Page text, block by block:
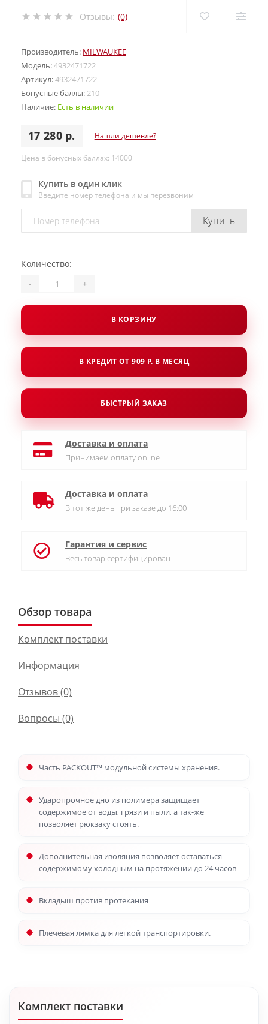
Отзывы: (0)
Производитель: MILWAUKEE
Модель:4932471722
Артикул:4932471722
Бонусные баллы:210
Наличие: Есть в наличии
17 280 р. Нашли дешевле?
Цена в бонусных баллах: 14000
Купить в один клик
Введите номер телефона и мы перезвоним
Купить
Количество:
- +
В КОРЗИНУ
В КРЕДИТ ОТ 909 Р. В МЕСЯЦ
БЫСТРЫЙ ЗАКАЗ
Доставка и оплата
Принимаем оплату online
Доставка и оплата
В тот же день при заказе до 16:00
Гарантия и сервис
Весь товар сертифицирован
Обзор товара
Комплект поставки
Информация
Отзывов (0)
Вопросы (0)
Часть PACKOUT™ модульной системы хранения.
Ударопрочное дно из полимера защищает
содержимое от воды, грязи и пыли, а так-же
позволяет рюкзаку стоять.
Дополнительная изоляция позволяет оставаться
содержимому холодным на протяжении до 24 часов
Вкладыш против протекания
Плечевая лямка для легкой транспортировки.
Комплект поставки